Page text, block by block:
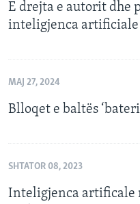
E drejta e autorit dhe
inteligjenca artificiale
MAJ 27, 2024
Blloqet e baltës
SHTATOR 08, 2023
Inteligjenca artificale